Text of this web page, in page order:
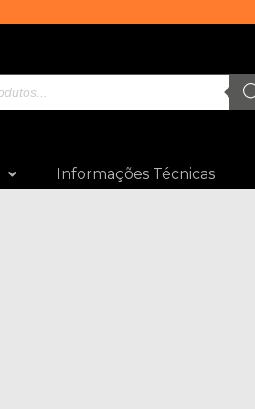
Informações Técnicas